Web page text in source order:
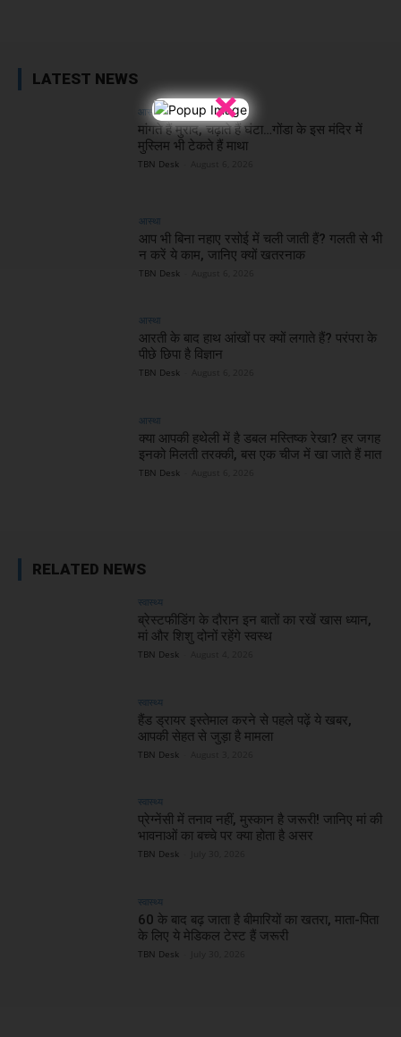
×
LATEST NEWS
आस्था
मांगते हैं मुराद, चढ़ाते हैं घंटा…गोंडा के इस मंदिर में
मुस्लिम भी टेकते हैं माथा
TBN Desk
आस्था
आप भी बिना नहाए रसोई में चली जाती हैं? गलती से भी
न करें ये काम, जानिए क्यों खतरनाक
TBN Desk
आस्था
आरती के बाद हाथ आंखों पर क्यों लगाते हैं? परंपरा के
पीछे छिपा है विज्ञान
TBN Desk
आस्था
क्या आपकी हथेली में है डबल मस्तिष्क रेखा? हर जगह
इनको मिलती तरक्की, बस एक चीज में खा जाते हैं मात
TBN Desk
RELATED NEWS
स्वास्थ्य
ब्रेस्टफीडिंग के दौरान इन बातों का रखें खास ध्यान,
मां और शिशु दोनों रहेंगे स्वस्थ
TBN Desk
स्वास्थ्य
हैंड ड्रायर इस्तेमाल करने से पहले पढ़ें ये खबर,
आपकी सेहत से जुड़ा है मामला
TBN Desk
स्वास्थ्य
प्रेग्नेंसी में तनाव नहीं, मुस्कान है जरूरी! जानिए मां की
भावनाओं का बच्चे पर क्या होता है असर
TBN Desk
स्वास्थ्य
60 के बाद बढ़ जाता है बीमारियों का खतरा, माता-पिता
के लिए ये मेडिकल टेस्ट हैं जरूरी
TBN Desk